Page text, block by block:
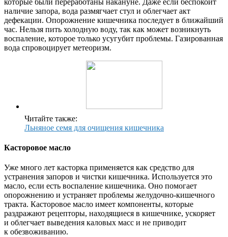
наличие запора, вода размягчает стул и облегчает акт
дефекации. Опорожнение кишечника последует в ближайший
час. Нельзя пить холодную воду, так как может возникнуть
воспаление, которое только усугубит проблемы. Газированная
вода спровоцирует метеоризм.
Читайте также:
Льняное семя для очищения кишечника
Касторовое масло
Уже много лет касторка применяется как средство для
устранения запоров и чистки кишечника. Используется это
масло, если есть воспаление кишечника. Оно помогает
опорожнению и устраняет проблемы желудочно-кишечного
тракта. Касторовое масло имеет компоненты, которые
раздражают рецепторы, находящиеся в кишечнике, ускоряет
и облегчает выведения каловых масс и не приводит
к обезвоживанию.